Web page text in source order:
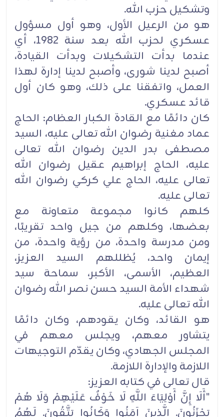
‏وتشكيل حزب الله.‏
هو من الرعيل الأول، وهو أول مسؤول
عسكري لحزب الله بعد سنة 1982، أي
عندما بدأت التشكيلات ‏وبدأت القيادة،
أصبح لدينا شورى، وأصبح لدينا إدارة لهذا
العمل، واتفقنا على ذلك، وهو كان أول
قائد ‏عسكري.‏
كان دائمًا مع القادة الكبار العظام: الحاج
عماد مغنية رضوان الله تعالى عليه، السيد
مصطفى بدر الدين ‏رضوان الله تعالى
عليه، الحاج إبراهيم عقيل رضوان الله
تعالى عليه، الحاج علي كركي رضوان الله
تعالى ‏عليه.‏
كلهم كانوا مجموعة متعاونة مع
بعضها، وكلهم من جيل واحد تقريبًا،
ومن مدرسة واحدة، من رؤية واحدة، ‏من
إيمان واحد، يُظللهم السيد العزيز،
العظيم، الأسمى، الأكبر، سماحة سيد
شهداء الأمة السيد حسن نصر الله ‏رضوان
الله تعالى عليه.‏
هو القائد، وكان يقودهم، وكان دائمًا
يتشاور معهم، ويجلس معهم في
المجلس الجهادي، وكان يقدّم ‏التوجيهات
اللازمة والإدارة اللازمة.‏
قال تعالى في كتابه العزيز:‏
‏"أَلَا إِنَّ أَوْلِيَاءَ اللَّهِ لَا خَوْفٌ عَلَيْهِمْ وَلَا هُمْ
يَحْزَنُونَ. الَّذِينَ آمَنُوا وَكَانُوا يَتَّقُونَ. لَهُمُ